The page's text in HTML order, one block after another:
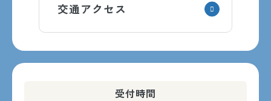
交通アクセス
受付時間